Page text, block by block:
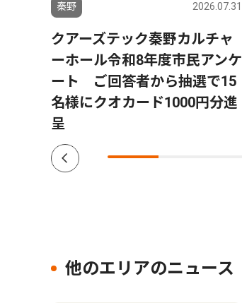
秦野 2026.07.31
クアーズテック秦野カルチャ
ーホール令和8年度市民アンケ
ート ご回答者から抽選で15
名様にクオカード1000円分進
呈
他のエリアのニュース